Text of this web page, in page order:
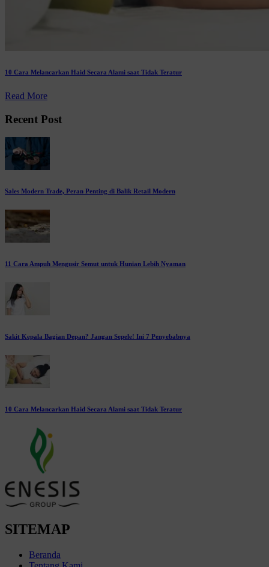
10 Cara Melancarkan Haid Secara Alami saat Tidak Teratur
Read More
Recent Post
Sales Modern Trade, Peran Penting di Balik Retail Modern
11 Cara Ampuh Mengusir Semut untuk Hunian Lebih Nyaman
Sakit Kepala Bagian Depan? Jangan Sepele! Ini 7 Penyebabnya
10 Cara Melancarkan Haid Secara Alami saat Tidak Teratur
SITEMAP
Beranda